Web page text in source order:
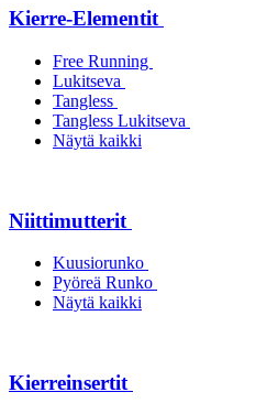
Kierre-Elementit
Free Running
Lukitseva
Tangless
Tangless Lukitseva
Näytä kaikki
Niittimutterit
Kuusiorunko
Pyöreä Runko
Näytä kaikki
Kierreinsertit